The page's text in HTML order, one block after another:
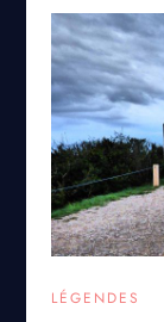
LÉGENDES